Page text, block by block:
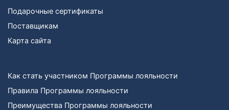
Подарочные сертификаты
Поставщикам
Карта сайта
Как стать участником Программы лояльности
Правила Программы лояльности
Преимущества Программы лояльности